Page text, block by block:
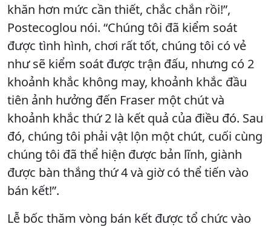
khăn hơn mức cần thiết, chắc chắn rồi!”,
Postecoglou nói. “Chúng tôi đã kiểm soát
được tình hình, chơi rất tốt, chúng tôi có vẻ
như sẽ kiểm soát được trận đấu, nhưng có 2
khoảnh khắc không may, khoảnh khắc đầu
tiên ảnh hưởng đến Fraser một chút và
khoảnh khắc thứ 2 là kết quả của điều đó. Sau
đó, chúng tôi phải vật lộn một chút, cuối cùng
chúng tôi đã thể hiện được bản lĩnh, giành
được bàn thắng thứ 4 và giờ có thể tiến vào
bán kết!”.
Lễ bốc thăm vòng bán kết được tổ chức vào